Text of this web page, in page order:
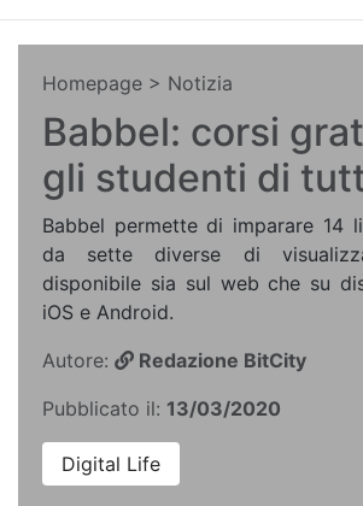
Homepage > Notizia
Babbel: corsi
gli studenti di
Babbel permette di imparare 14
da sette diverse di
disponibile sia sul web che su
iOS e Android.
Autore:
Redazione BitCity
Pubblicato il: 13/03/2020
Digital Life